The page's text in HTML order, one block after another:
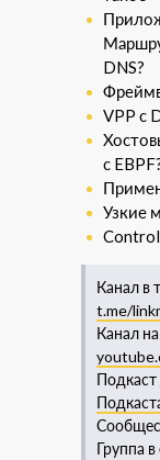
DNS?
VPP с
с
Узкие
Канал в
t.me/
Канал
Подкаст
Группа